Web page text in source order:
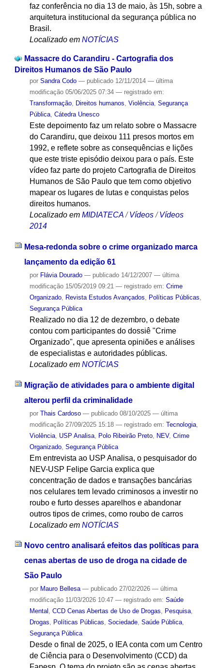
faz conferência no dia 13 de maio, às 15h, sobre a
arquitetura institucional da segurança pública no
Brasil.
Localizado em NOTÍCIAS
Massacre do Carandiru - Cartografia dos
Direitos Humanos de São Paulo
por Sandra Codo — publicado12/11/2014 — última
modificação05/06/2025 07:34 — registrado em:
Transformação, Direitos humanos, Violência, Segurança
Pública, Cátedra Unesco
Este depoimento faz um relato sobre o Massacre
do Carandiru, que deixou 111 presos mortos em
1992, e reflete sobre as consequências e lições
que este triste episódio deixou para o país. Este
vídeo faz parte do projeto Cartografia de Direitos
Humanos de São Paulo que tem como objetivo
mapear os lugares de lutas e conquistas pelos
direitos humanos.
Localizado em MIDIATECA /Vídeos /Vídeos
2014
Mesa-redonda sobre o crime organizado marca
lançamento da edição 61
por Flávia Dourado — publicado14/12/2007 — última
modificação15/05/2019 09:21 — registrado em: Crime
Organizado, Revista Estudos Avançados Políticas Públicas
Segurança Pública
Realizado no dia 12 de dezembro, o debate
contou com participantes do dossiê "Crime
Organizado", que apresenta opiniões e análises
de especialistas e autoridades públicas.
Localizado em NOTÍCIAS
Migração de atividades para o ambiente digital
alterou perfil da criminalidade
por Thais Cardoso — publicado08/10/2025 — última
modificação27/09/2025 15:18 — registrado em: Tecnologia,
Violência, USP Analisa, Polo Ribeirão Preto, NEV, Crime
Organizado, Segurança Pública
Em entrevista ao USP Analisa, o pesquisador do
NEV-USP Felipe Garcia explica que
concentração de dados e transações bancárias
nos celulares tem levado criminosos a investir no
roubo e furto desses aparelhos e abandonar
outros tipos de crimes, como roubo de carros
Localizado em NOTÍCIAS
Novo centro analisará efeitos das políticas para
cenas abertas de uso de droga na cidade de
São Paulo
por Mauro Bellesa — publicado27/02/2026 — última
modificação11/03/2026 10:47 — registrado em: Saúde
Mental , CCD Cenas Abertas de Uso de Drogas, Pesquisa,
Drogas, Políticas Públicas, Sociedade, Saúde Pública,
Segurança Pública
Desde o final de 2025, o IEA conta com um Centro
de Ciência para o Desenvolvimento (CCD) da